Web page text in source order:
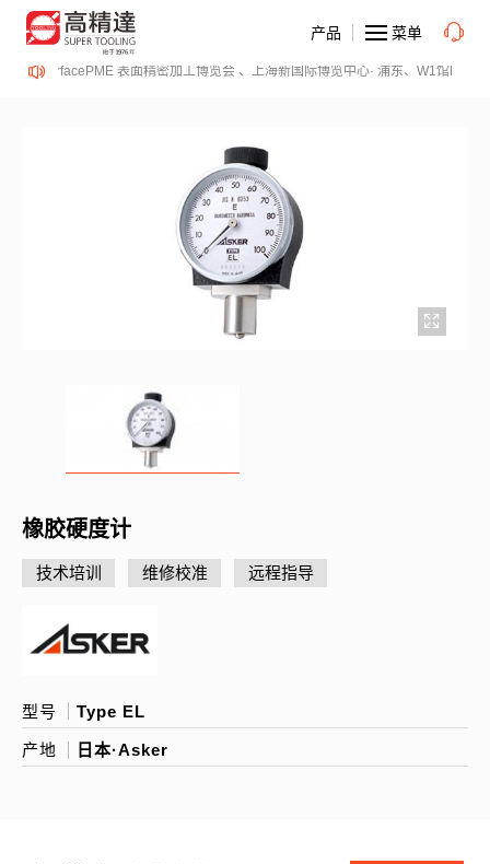
日、SurfacePME 表面精密加工博览会 、上海新国际博览中心· 浦东、W1馆E21 、
产品 菜单
橡胶硬度计
技术培训 维修校准 远程指导
型号 Type EL
产地 日本·Asker